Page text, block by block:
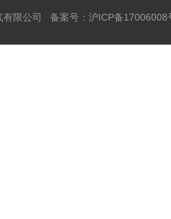
限公司 备案号： 沪ICP备17006008